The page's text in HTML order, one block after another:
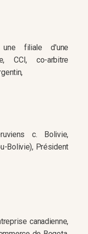
une filiale d'une
CCI, co-arbitre
c. Bolivie,
Bolivie), Président
canadienne,